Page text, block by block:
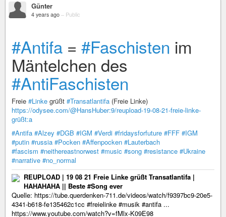
Günter
4 years ago – Public
#Antifa = #Faschisten im
Mäntelchen des
#AntiFaschisten
Freie #Linke grüßt #Transatlantifa (Freie Linke)
https://odysee.com/@HansHuber:9/reupload-19-08-21-freie-linke-
grüßt:a
#Antifa #Alzey #DGB #IGM #Verdi #fridaysforfuture #FFF #IGM
#putin #russia #Pocken #Affenpocken #Lauterbach
#fascism #neithereastnorwest #music #song #resistance #Ukraine
#narrative #no_normal
REUPLOAD | 19 08 21 Freie Linke grüßt Transatlantifa |
HAHAHAHA || Beste #Song ever
Quelle: https://tube.querdenken-711.de/videos/watch/f9397bc9-20e5-
4341-b618-fe135462c1cc #freielinke #musik #antifa ...
https://www.youtube.com/watch?v=fMlx-K09E98